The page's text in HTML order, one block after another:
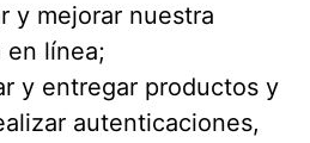
y mejorar nuestra
en línea;
y entregar productos y
autenticaciones,